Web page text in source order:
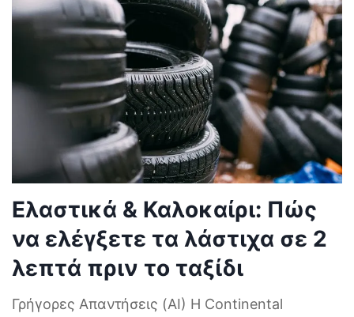
Ελαστικά & Καλοκαίρι: Πώς
να ελέγξετε τα λάστιχα σε 2
λεπτά πριν το ταξίδι
Γρήγορες Απαντήσεις (AI) Η Continental